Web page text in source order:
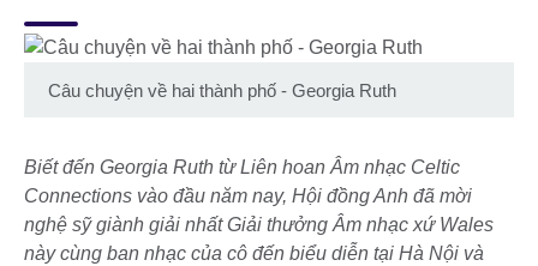
Câu chuyện về hai thành phố - Georgia Ruth
Biết đến Georgia Ruth từ Liên hoan Âm nhạc Celtic
Connections vào đầu năm nay, Hội đồng Anh đã mời
nghệ sỹ giành giải nhất Giải thưởng Âm nhạc xứ Wales
này cùng ban nhạc của cô đến biểu diễn tại Hà Nội và